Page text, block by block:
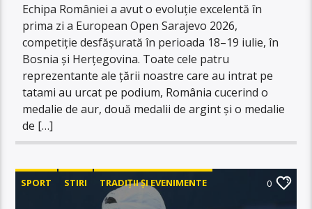
Echipa României a avut o evoluție excelentă în
prima zi a European Open Sarajevo 2026,
competiție desfășurată în perioada 18–19 iulie, în
Bosnia și Herțegovina. Toate cele patru
reprezentante ale țării noastre care au intrat pe
tatami au urcat pe podium, România cucerind o
medalie de aur, două medalii de argint și o medalie
de […]
SPORT STIRI TRADIȚII ȘI EVENIMENTE 0